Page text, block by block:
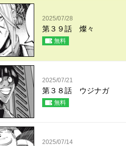
2025/07/28
第３９話 燦々
無料
2025/07/21
第３８話 ウジナガ
無料
2025/07/14